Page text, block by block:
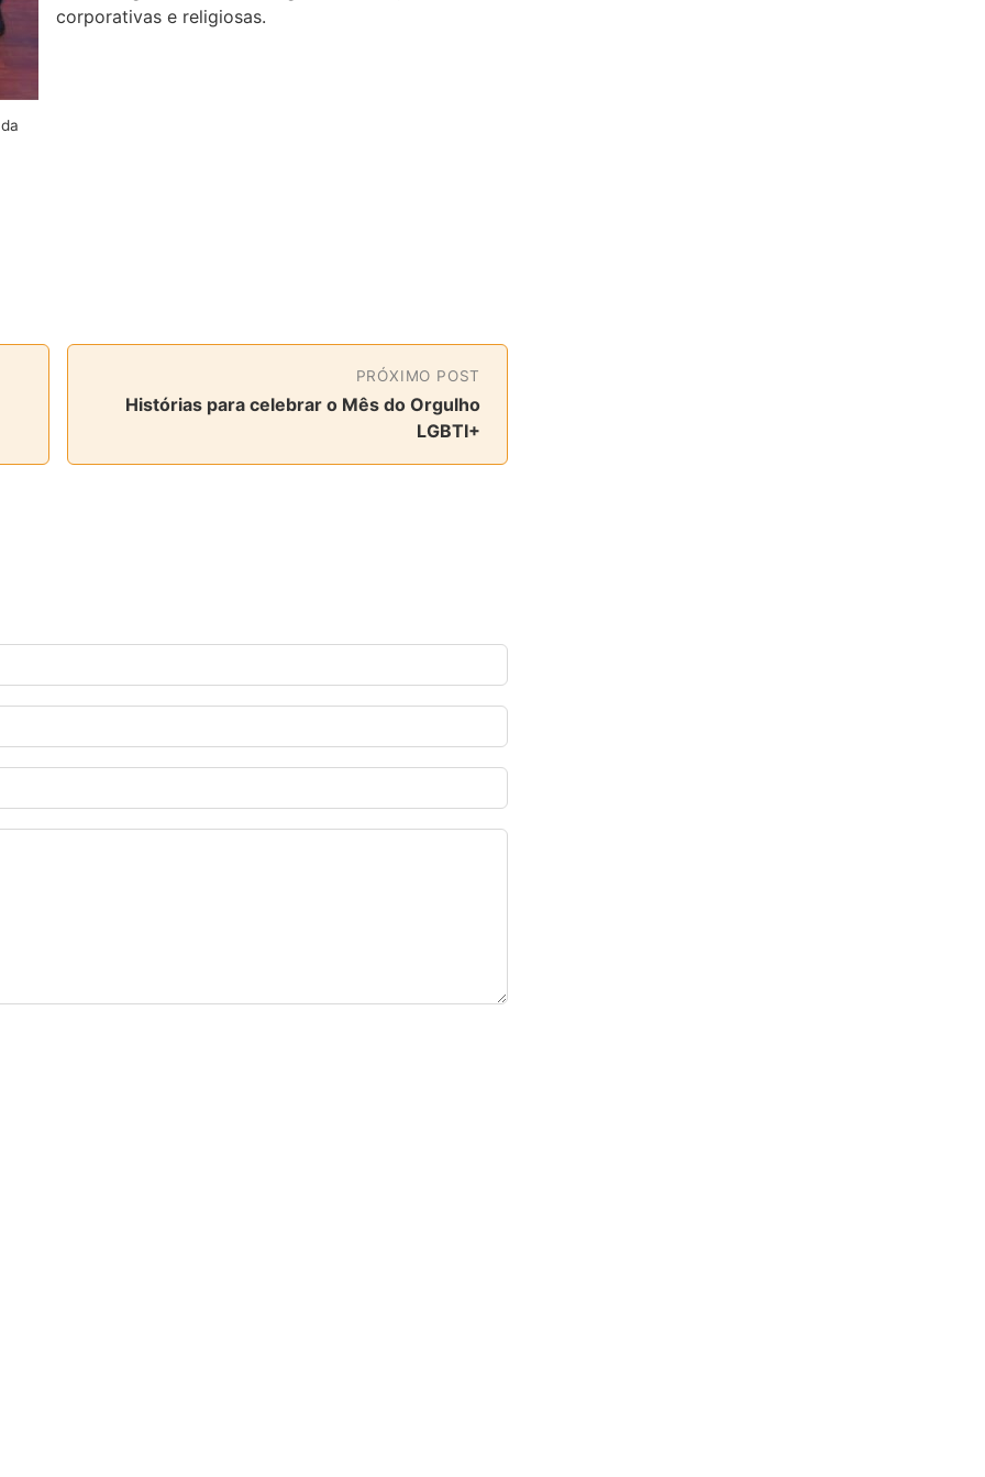
corporativas e religiosas.
PRÓXIMO POST
Histórias para celebrar o Mês do Orgulho
LGBTI+